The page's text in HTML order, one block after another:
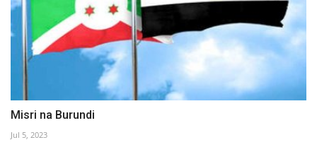
Misri na Burundi
Jul 5, 2023